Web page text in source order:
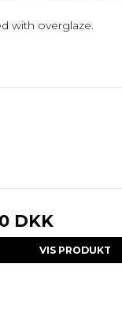
with overglaze.
DKK
VIS PRODUKT